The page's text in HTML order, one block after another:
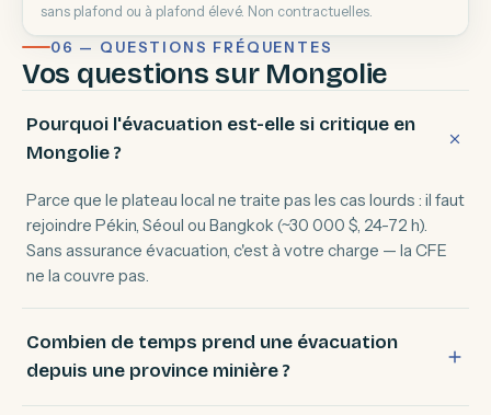
sans plafond ou à plafond élevé. Non contractuelles.
06 — QUESTIONS FRÉQUENTES
Vos questions sur Mongolie
Pourquoi l'évacuation est-elle si critique en
Mongolie ?
Parce que le plateau local ne traite pas les cas lourds : il faut
rejoindre Pékin, Séoul ou Bangkok (~30 000 $, 24-72 h).
Sans assurance évacuation, c'est à votre charge — la CFE
ne la couvre pas.
Combien de temps prend une évacuation
depuis une province minière ?